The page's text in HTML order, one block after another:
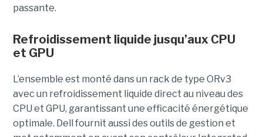
passante.
Refroidissement liquide jusqu’aux CPU
et GPU
L’ensemble est monté dans un rack de type ORv3
avec un refroidissement liquide direct au niveau des
CPU et GPU, garantissant une efficacité énergétique
optimale. Dell fournit aussi des outils de gestion et